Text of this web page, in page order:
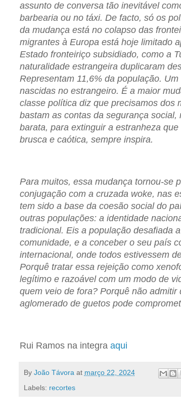
assunto de conversa tão inevitável
barbearia ou no táxi. De facto, só os
da mudança está no colapso das
migrantes à Europa está hoje limitado
Estado fronteiriço subsidiado, como a
naturalidade estrangeira duplicaram
Representam 11,6% da população.
nascidas no estrangeiro. É a maior
classe política diz que precisamos dos
bastam as contas da segurança
barata, para extinguir a estranheza
brusca e caótica, sempre inspira.
Para muitos, essa mudança tornou-se
conjugação com a cruzada woke, nas
tem sido a base da coesão social do
outras populações: a identidade
tradicional. Eis a população desafiada
comunidade, e a conceber o seu país
internacional, onde todos estivessem
Porquê tratar essa rejeição como
legítimo e razoável com um modo de
quem veio de fora? Porquê não
aglomerado de guetos pode
Rui Ramos na integra aqui
By João Távora at março 22, 2024
Labels: recortes